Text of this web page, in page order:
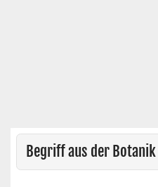
Begriff aus der Botanik